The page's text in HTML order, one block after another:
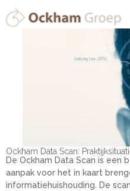
Ockham Data Scan:
De Ockham Data Scan is een
aanpak voor het in kaart
informatiehuishouding. De